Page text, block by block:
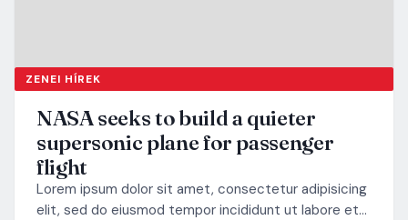
ZENEI HÍREK
NASA seeks to build a quieter
supersonic plane for passenger
flight
Lorem ipsum dolor sit amet, consectetur adipisicing
elit, sed do eiusmod tempor incididunt ut labore et…